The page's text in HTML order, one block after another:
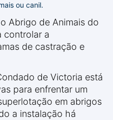
ou canil.
Abrigo de Animais do
controlar a
de castração e
de Victoria está
para enfrentar um
em abrigos
a instalação há